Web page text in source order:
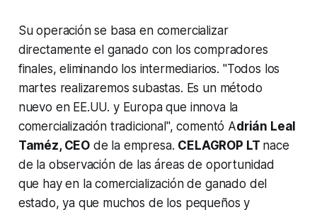
Su operación se basa en comercializar
directamente el ganado con los compradores
finales, eliminando los intermediarios. "Todos los
martes realizaremos subastas. Es un método
nuevo en EE.UU. y Europa que innova la
comercialización tradicional", comentó Adrián Leal
Taméz, CEO de la empresa. CELAGROP LT nace
de la observación de las áreas de oportunidad
que hay en la comercialización de ganado del
estado, ya que muchos de los pequeños y